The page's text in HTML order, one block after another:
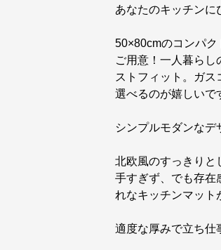
あなたのキッチンに
50×80cmのコンパ
ご用意！一人暮ら
ストフィット。ガ
選べるのが嬉しいで
シンプルモダンなデ
北欧風のすっきりと
手すぎず、でも存在
れなキッチンマット
適度な厚みで立ち仕